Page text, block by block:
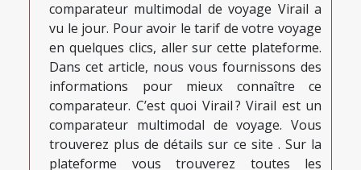
comparateur multimodal de voyage Virail a
vu le jour. Pour avoir le tarif de votre voyage
en quelques clics, aller sur cette plateforme.
Dans cet article, nous vous fournissons des
informations pour mieux connaître ce
comparateur. C’est quoi Virail ? Virail est un
comparateur multimodal de voyage. Vous
trouverez plus de détails sur ce site . Sur la
plateforme vous trouverez toutes les